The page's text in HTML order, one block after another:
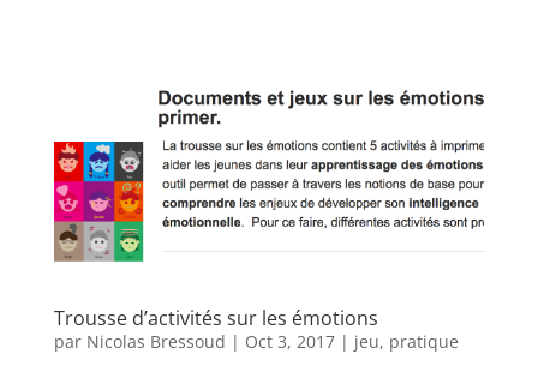
Trousse d’activités sur les émotions
par Nicolas Bressoud | Oct 3, 2017| jeu, pratique